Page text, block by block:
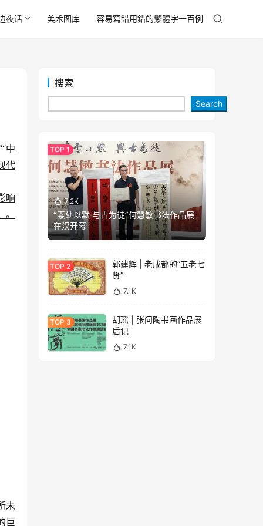
夜话 美术图库 容易寫錯用錯的繁體字一百例
中
代
响
未
巨
搜索
Search
7.2K
“素处以默·与古为徒”何慧敏书法作品展
在汉开幕
郭建辉 | 老成都的“五老七
贤”
7.1K
胡瑶 | 张问陶书画作品展
后记
7.1K